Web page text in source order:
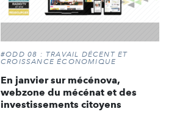
#ODD 08 : TRAVAIL DÉCENT ET
CROISSANCE ÉCONOMIQUE
En janvier sur mécénova,
webzone du mécénat et des
investissements citoyens